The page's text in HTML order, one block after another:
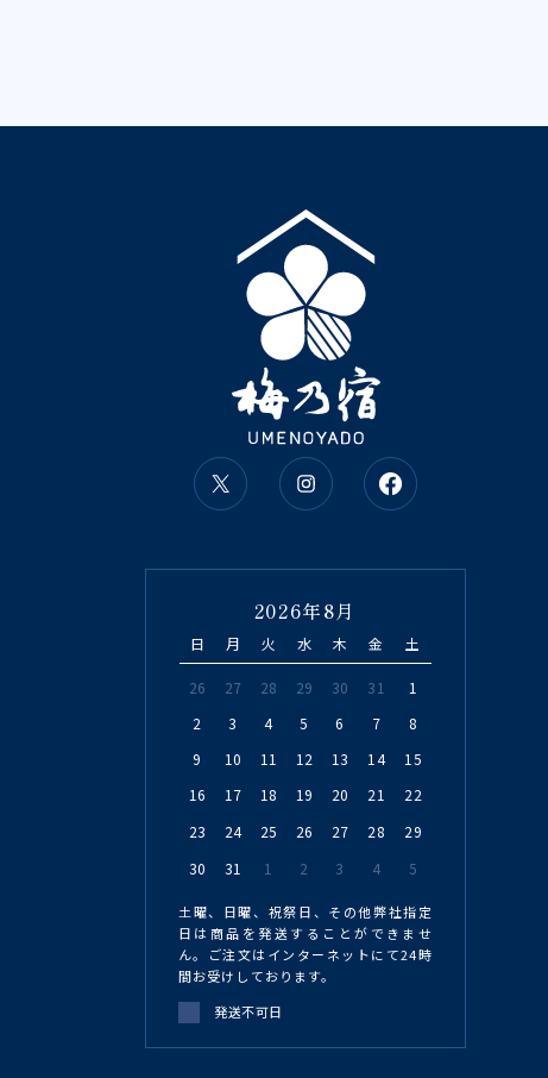
2026年8月
日 月 火 水 木 金 土
26 27 28 29 30 31
1
2
3 4 5 6 7
8
9
10 11 12 13 14
15
16
17 18 19 20 21
22
23
24 25 26 27 28
29
30
31 1 2 3 4 5
土曜、日曜、祝祭日、その他弊社指定
日は商品を発送することができませ
ん。ご注文はインターネットにて24時
間お受けしております。
発送不可日